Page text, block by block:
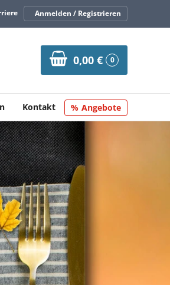
Anmelden / Registrieren
0,00 € 0
Kontakt Angebote